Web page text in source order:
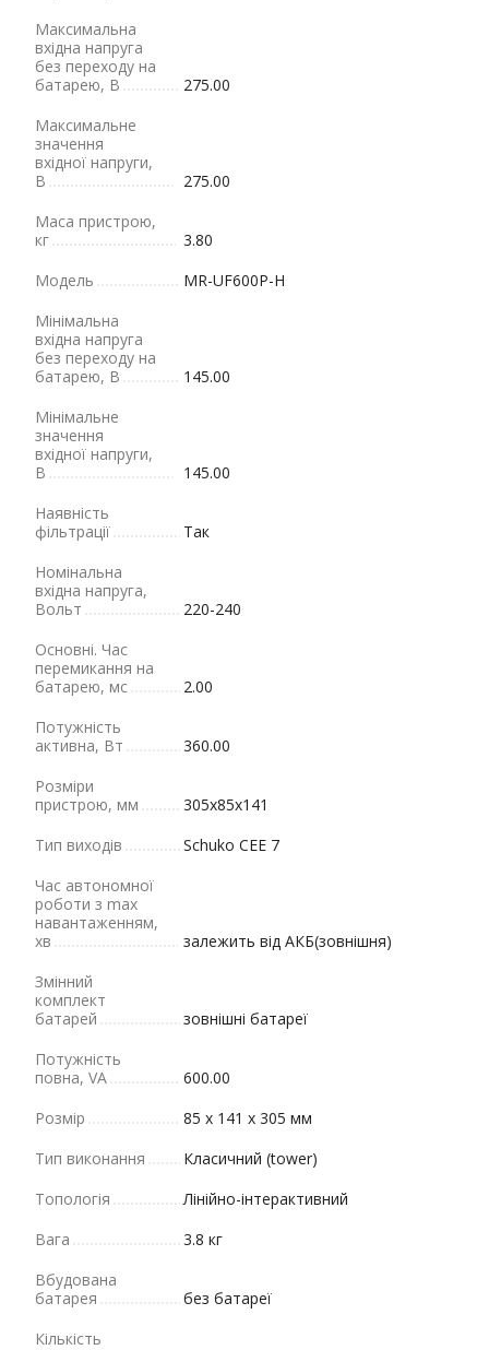
Максимальна
вхідна напруга
без переходу на
батарею, В
275.00
Максимальне
значення
вхідної напруги,
В
275.00
Маса пристрою,
кг
3.80
Модель
MR-UF600P-H
Мінімальна
вхідна напруга
без переходу на
батарею, В
145.00
Мінімальне
значення
вхідної напруги,
В
145.00
Наявність
фільтрації
Так
Номінальна
вхідна напруга,
Вольт
220-240
Основні. Час
перемикання на
батарею, мс
2.00
Потужність
активна, Вт
360.00
Розміри
пристрою, мм
305х85х141
Тип виходів
Schuko CEE 7
Час автономної
роботи з max
навантаженням,
хв
залежить від АКБ(зовнішня)
Змінний
комплект
батарей
зовнішні батареї
Потужність
повна, VA
600.00
Розмір
85 х 141 х 305 мм
Тип виконання
Класичний (tower)
Топологія
Лінійно-інтерактивний
Вага
3.8 кг
Вбудована
батарея
без батареї
Кількість